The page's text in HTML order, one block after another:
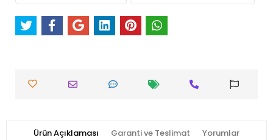
Ürün Açıklaması Garanti ve Teslimat Yorumlar